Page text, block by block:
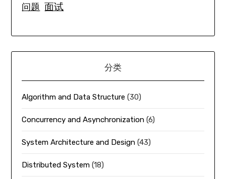
问题 面试
分类
Algorithm and Data Structure (30)
Concurrency and Asynchronization (6)
System Architecture and Design (43)
Distributed System (18)